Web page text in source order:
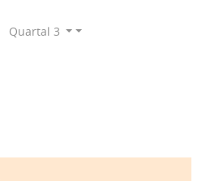
Quartal 3